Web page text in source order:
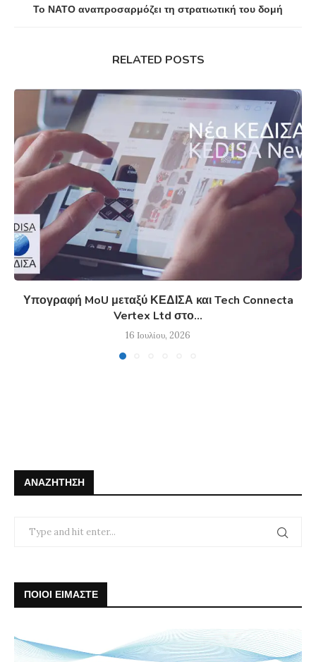
Το ΝΑΤΟ αναπροσαρμόζει τη στρατιωτική του δομή
RELATED POSTS
Υπογραφή MoU μεταξύ ΚΕΔΙΣΑ και Tech Connecta
Vertex Ltd στο...
16 Ιουλίου, 2026
ΑΝΑΖΉΤΗΣΗ
ΠΟΙΟΙ ΕΙΜΑΣΤΕ